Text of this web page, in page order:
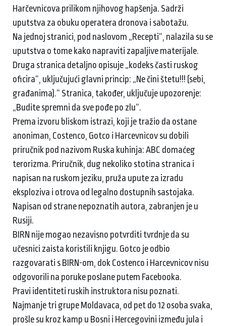
Harčevnicova prilikom njihovog hapšenja. Sadrži
uputstva za obuku operatera dronova i sabotažu.
Na jednoj stranici, pod naslovom „Recepti“, nalazila su se
uputstva o tome kako napraviti zapaljive materijale.
Druga stranica detaljno opisuje „kodeks časti ruskog
oficira“, uključujući glavni princip: „Ne čini štetu!!! (sebi,
građanima).“ Stranica, također, uključuje upozorenje:
„Budite spremni da sve pođe po zlu“.
Prema izvoru bliskom istrazi, koji je tražio da ostane
anoniman, Costenco, Gotco i Harcevnicov su dobili
priručnik pod nazivom Ruska kuhinja: ABC domaćeg
terorizma. Priručnik, dug nekoliko stotina stranica i
napisan na ruskom jeziku, pruža upute za izradu
eksploziva i otrova od legalno dostupnih sastojaka.
Napisan od strane nepoznatih autora, zabranjen je u
Rusiji.
BIRN nije mogao nezavisno potvrditi tvrdnje da su
učesnici zaista koristili knjigu. Gotco je odbio
razgovarati s BIRN-om, dok Costenco i Harcevnicov nisu
odgovorili na poruke poslane putem Facebooka.
Pravi identiteti ruskih instruktora nisu poznati.
Najmanje tri grupe Moldavaca, od pet do 12 osoba svaka,
prošle su kroz kamp u Bosni i Hercegovini između jula i